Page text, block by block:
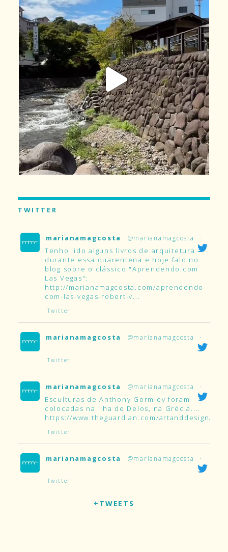
TWITTER
marianamagcosta @marianamagcosta ·
Tenho lido alguns livros de arquitetura
durante essa quarentena e hoje falo no
blog sobre o clássico "Aprendendo com
Las Vegas":
http://marianamagcosta.com/aprendendo-
com-las-vegas-robert-v...
Twitter
marianamagcosta @marianamagcosta ·
Twitter
marianamagcosta @marianamagcosta ·
Esculturas de Anthony Gormley foram
colocadas na ilha de Delos, na Grécia....
https://www.theguardian.com/artanddesign/
Twitter
marianamagcosta @marianamagcosta ·
Twitter
+TWEETS